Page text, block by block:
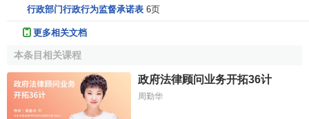
行政部门行政行为监督承诺表 6页
更多相关文档
本条目相关课程
政府法律顾问业务开拓36计
周勤华